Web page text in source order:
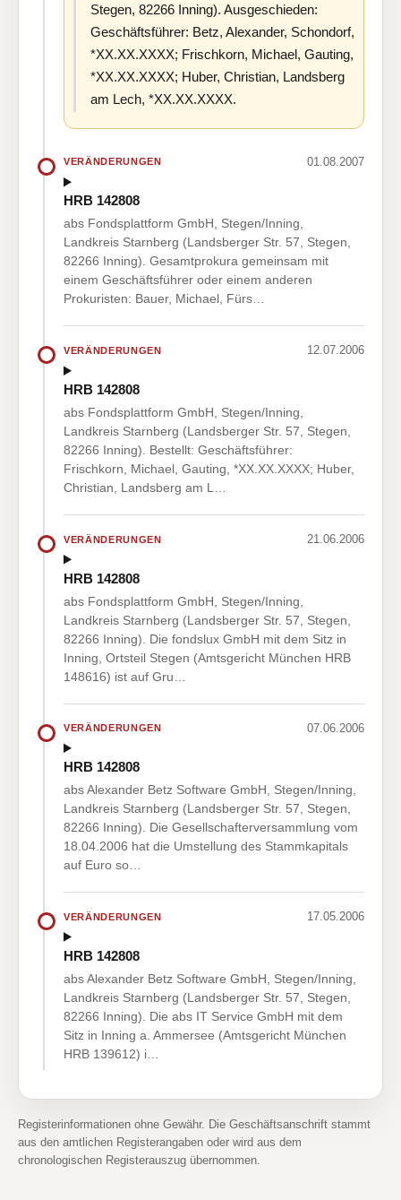
Stegen, 82266 Inning). Ausgeschieden:
Geschäftsführer: Betz, Alexander, Schondorf,
*XX.XX.XXXX; Frischkorn, Michael, Gauting,
*XX.XX.XXXX; Huber, Christian, Landsberg
am Lech, *XX.XX.XXXX.
VERÄNDERUNGEN 01.08.2007
HRB 142808
abs Fondsplattform GmbH, Stegen/Inning,
Landkreis Starnberg (Landsberger Str. 57, Stegen,
82266 Inning). Gesamtprokura gemeinsam mit
einem Geschäftsführer oder einem anderen
Prokuristen: Bauer, Michael, Fürs…
VERÄNDERUNGEN 12.07.2006
HRB 142808
abs Fondsplattform GmbH, Stegen/Inning,
Landkreis Starnberg (Landsberger Str. 57, Stegen,
82266 Inning). Bestellt: Geschäftsführer:
Frischkorn, Michael, Gauting, *XX.XX.XXXX; Huber,
Christian, Landsberg am L…
VERÄNDERUNGEN 21.06.2006
HRB 142808
abs Fondsplattform GmbH, Stegen/Inning,
Landkreis Starnberg (Landsberger Str. 57, Stegen,
82266 Inning). Die fondslux GmbH mit dem Sitz in
Inning, Ortsteil Stegen (Amtsgericht München HRB
148616) ist auf Gru…
VERÄNDERUNGEN 07.06.2006
HRB 142808
abs Alexander Betz Software GmbH, Stegen/Inning,
Landkreis Starnberg (Landsberger Str. 57, Stegen,
82266 Inning). Die Gesellschafterversammlung vom
18.04.2006 hat die Umstellung des Stammkapitals
auf Euro so…
VERÄNDERUNGEN 17.05.2006
HRB 142808
abs Alexander Betz Software GmbH, Stegen/Inning,
Landkreis Starnberg (Landsberger Str. 57, Stegen,
82266 Inning). Die abs IT Service GmbH mit dem
Sitz in Inning a. Ammersee (Amtsgericht München
HRB 139612) i…
Registerinformationen ohne Gewähr. Die Geschäftsanschrift stammt
aus den amtlichen Registerangaben oder wird aus dem
chronologischen Registerauszug übernommen.